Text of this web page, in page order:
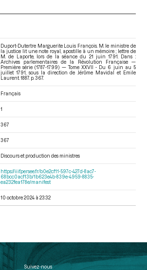
Duport-Dutertre Marguerite Louis François. M. le ministre de
la justice lit une note royal, apostille à un mémoire ; lettre de
M. de Laporte, lors de la séance du 21 juin 1791. Dans :
Archives parlementaires de la Révolution Française —
Première série (1787-1799) — Tome XXVII - Du 6 juin au 5
juillet 1791
, sous la direction de Jérôme Mavidal et Emile
Laurent. 1887. p. 367.
Français
1
367
367
Discours et production des ministres
https://iiif.persee.fr/b0e2cf11-597c-427d-8ac7-
68bcc0acf13b/1b623e4b-839e-4959-8835-
ea232fea178e/manifest
10 octobre 2024 à 23:32
Suivez-nous